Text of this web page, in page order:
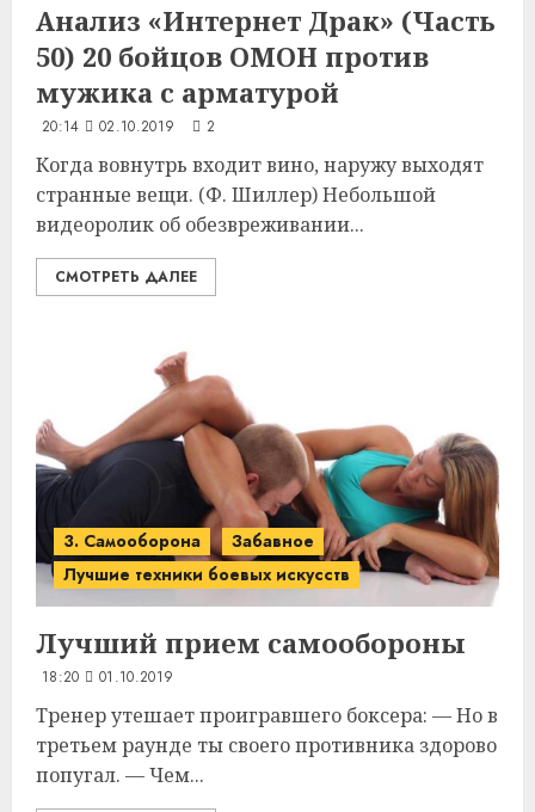
Анализ «Интернет Драк» (Часть
50) 20 бойцов ОМОН против
мужика с арматурой
20:14 02.10.2019 2
Когда вовнутрь входит вино, наружу выходят
странные вещи. (Ф. Шиллер) Небольшой
видеоролик об обезвреживании...
СМОТРЕТЬ ДАЛЕЕ
3. Самооборона
Забавное
Лучшие техники боевых искусств
Лучший прием самообороны
18:20 01.10.2019
Тренер утешает проигравшего боксера: — Но в
третьем раунде ты своего противника здорово
попугал. — Чем...